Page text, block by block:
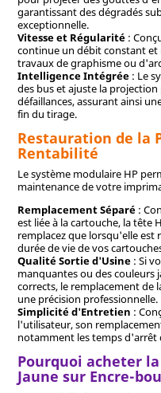
garantissant des dégradés
exceptionnelle.
Vitesse et Régularité:
continue un débit constant et
travaux de graphisme ou
Intelligence Intégrée: Le
des bus et ajuste la
défaillances, assurant ainsi
fin du tirage.
Restauration de la
Rentabilité
Le système modulaire HP
maintenance de votre
Remplacement Séparé:
est liée à la cartouche, la tête
remplacez que lorsqu'elle est
durée de vie de vos
Qualité Sortie d'Usine: Si
manquantes ou des couleurs
corrects, le remplacement de
une précision professionnelle.
Simplicité d'Entretien :
l'utilisateur, son
notamment les temps d'arrêt
Pourquoi acheter
Jaune sur Encre-